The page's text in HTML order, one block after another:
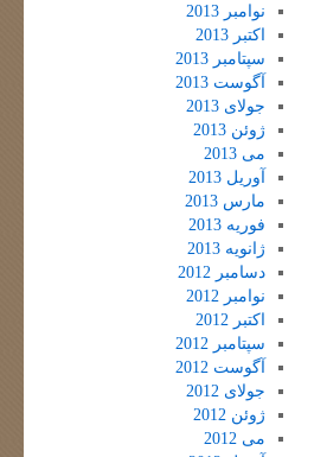
نوامبر 2013
اکتبر 2013
سپتامبر 2013
آگوست 2013
جولای 2013
ژوئن 2013
می 2013
آوریل 2013
مارس 2013
فوریه 2013
ژانویه 2013
دسامبر 2012
نوامبر 2012
اکتبر 2012
سپتامبر 2012
آگوست 2012
جولای 2012
ژوئن 2012
می 2012